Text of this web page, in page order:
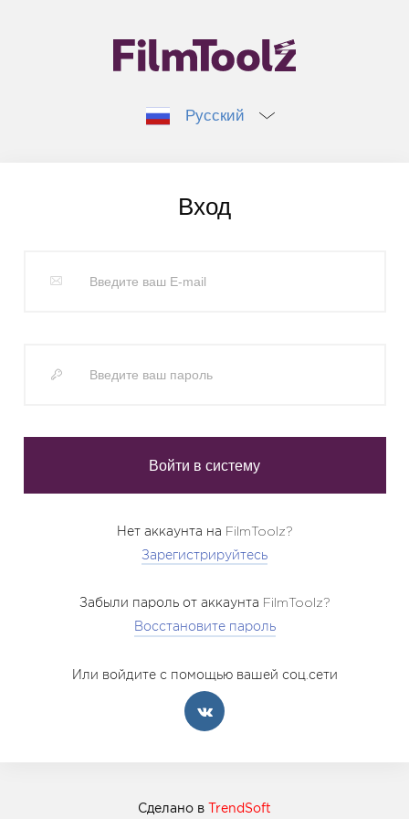
Русский
Вход
Нет аккаунта на FilmToolz?
Зарегистрируйтесь
Забыли пароль от аккаунта FilmToolz?
Восстановите пароль
Или войдите с помощью вашей соц.сети
Сделано в TrendSoft